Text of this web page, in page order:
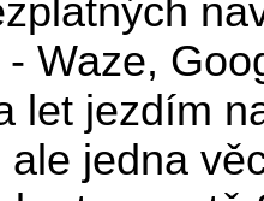
Waze,
let jezdím
ale jedna